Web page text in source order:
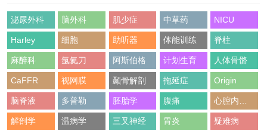
泌尿外科 脑外科 肌少症 中草药 NICU
Harley 细胞 助听器 体能训练 脊柱
麻醉科 氩氦刀 阿斯伯格 计划生育 人体骨骼
CaFFR 视网膜 颞骨解剖 拖延症 Origin
脑脊液 多普勒 胚胎学 腹痛
解剖学 温病学 三叉神经 胃炎 疑难病